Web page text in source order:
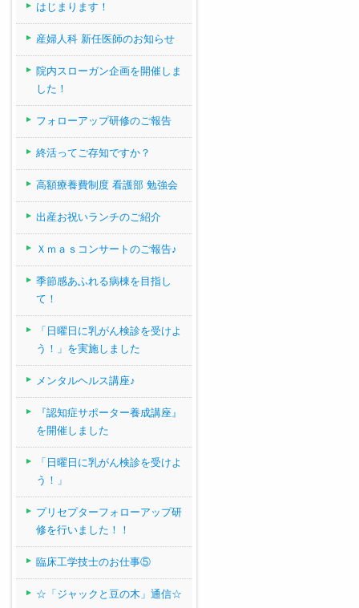
はじまります！
産婦人科 新任医師のお知らせ
院内スローガン企画を開催しま
した！
フォローアップ研修のご報告
終活ってご存知ですか？
高額療養費制度 看護部 勉強会
出産お祝いランチのご紹介
Ｘｍａｓコンサートのご報告♪
季節感あふれる病棟を目指し
て！
「日曜日に乳がん検診を受けよ
う！」を実施しました
メンタルヘルス講座♪
『認知症サポーター養成講座』
を開催しました
「日曜日に乳がん検診を受けよ
う！」
プリセプターフォローアップ研
修を行いました！！
臨床工学技士のお仕事⑤
☆「ジャックと豆の木」通信☆